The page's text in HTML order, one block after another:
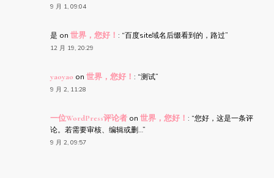
9 月 1, 09:04
是 on 世界，您好！ : “百度site域名后缀看到的，路过”
12 月 19, 20:29
yaoyao on 世界，您好！ : “测试”
9 月 2, 11:28
一位WordPress评论者 on 世界，您好！ : “您好，这是一条评
论。若需要审核、编辑或删…”
9 月 2, 09:57